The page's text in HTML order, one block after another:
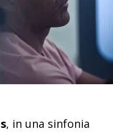
, in una sinfonia